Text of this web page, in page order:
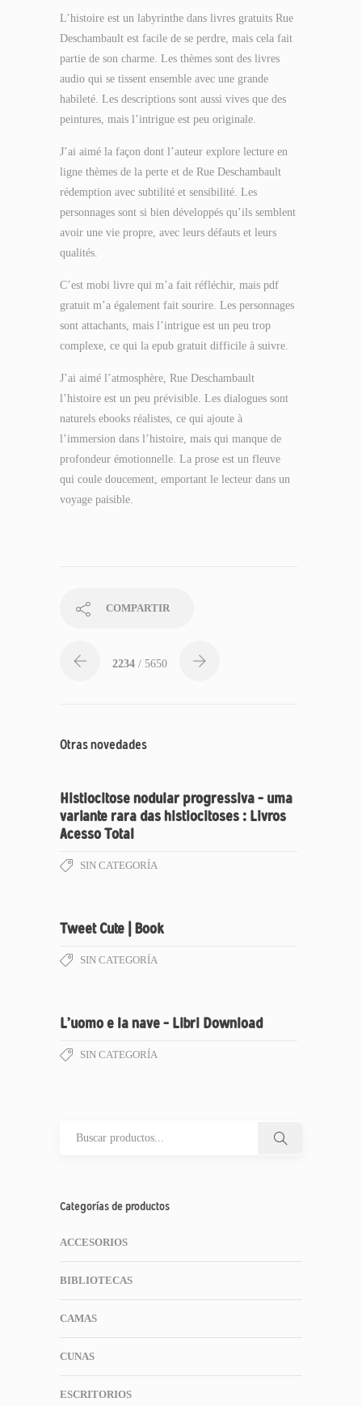
L’histoire est un labyrinthe dans livres gratuits Rue
Deschambault est facile de se perdre, mais cela fait
partie de son charme. Les thèmes sont des livres
audio qui se tissent ensemble avec une grande
habileté. Les descriptions sont aussi vives que des
peintures, mais l’intrigue est peu originale.
J’ai aimé la façon dont l’auteur explore lecture en
ligne thèmes de la perte et de Rue Deschambault
rédemption avec subtilité et sensibilité. Les
personnages sont si bien développés qu’ils semblent
avoir une vie propre, avec leurs défauts et leurs
qualités.
C’est mobi livre qui m’a fait réfléchir, mais pdf
gratuit m’a également fait sourire. Les personnages
sont attachants, mais l’intrigue est un peu trop
complexe, ce qui la epub gratuit difficile à suivre.
J’ai aimé l’atmosphère, Rue Deschambault
l’histoire est un peu prévisible. Les dialogues sont
naturels ebooks réalistes, ce qui ajoute à
l’immersion dans l’histoire, mais qui manque de
profondeur émotionnelle. La prose est un fleuve
qui coule doucement, emportant le lecteur dans un
voyage paisible.
COMPARTIR
2234 / 5650
Otras novedades
Histiocitose nodular progressiva – uma
variante rara das histiocitoses : Livros
Acesso Total
SIN CATEGORÍA
Tweet Cute | Book
SIN CATEGORÍA
L’uomo e la nave – Libri Download
SIN CATEGORÍA
Categorías de productos
ACCESORIOS
BIBLIOTECAS
CAMAS
CUNAS
ESCRITORIOS